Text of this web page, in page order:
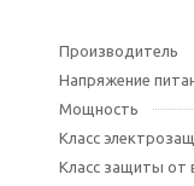
Производитель
Напряжение
Мощность
Класс
Класс защиты от